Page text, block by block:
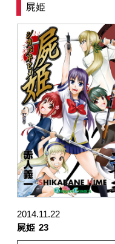
屍姫
2014.11.22
屍姫 23